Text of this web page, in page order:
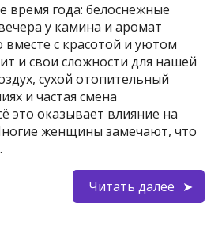
года: белоснежные
у камина и аромат
вместе с красотой и уютом
и свои сложности для нашей
сухой отопительный
и частая смена
это оказывает влияние на
женщины замечают, что
Читать далее